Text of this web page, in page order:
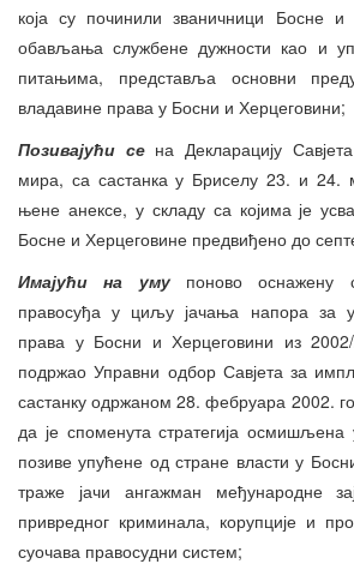
која су починили званичници Босне и
обављања службене дужности као и
питањима, представља основни
владавине права у Босни и Херцеговини;
Позивајући сена Декларацију
мира, са састанка у Бриселу 23. и 24.
њене анексе, у складу са којима је
Босне и Херцеговине предвиђено до
Имајући на умупоново оснажену
правосуђа у циљу јачања напора за
права у Босни и Херцеговини из 2002/
подржао Управни одбор Савјета за
састанку одржаном 28. фебруара 2002.
да је споменута стратегија
позиве упућене од стране власти у
траже јачи ангажман међународне
привредног криминала, корупције и
суочава правосудни систем;